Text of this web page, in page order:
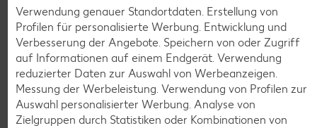
.
je 6 - 12 St. = 398 - 560-ml-Packg.
(1 l = 5.34 - 7.52)
2.99
Maxx XXL
je 8 St. = 800-ml-Großpackg.
(1 l = 3.74)
nur
2.99
Verwendung genauer Standortdaten. Erstellung von
Profilen für personalisierte Werbung. Entwicklung und
Verbesserung der Angebote. Speichern von oder Zugriff
auf Informationen auf einem Endgerät. Verwendung
reduzierter Daten zur Auswahl von Werbeanzeigen.
Messung der Werbeleistung. Verwendung von Profilen zur
Auswahl personalisierter Werbung. Analyse von
Zielgruppen durch Statistiken oder Kombinationen von